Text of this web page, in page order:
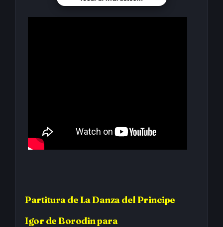
PartituradeLa Danza del Principe
Igor de Borodinpara